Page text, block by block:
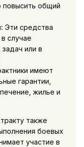
повысить общий
Эти средства
случае
или в
имеют
гарантии,
жилье и
также
боевых
участие в